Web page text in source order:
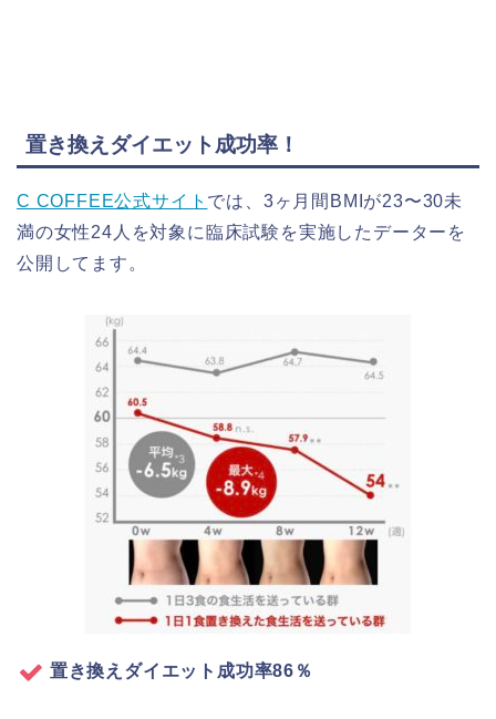
置き換えダイエット成功率！
C COFFEE公式サイト では、3ヶ月間BMIが23〜30未
満の女性24人を対象に臨床試験を実施したデーターを
公開してます。
置き換えダイエット成功率86％